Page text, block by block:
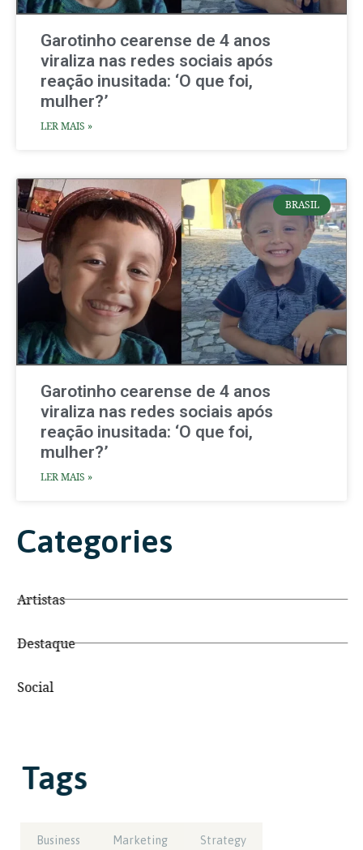
Garotinho cearense de 4 anos
viraliza nas redes sociais após
reação inusitada: ‘O que foi,
mulher?’
LER MAIS »
BRASIL
Garotinho cearense de 4 anos
viraliza nas redes sociais após
reação inusitada: ‘O que foi,
mulher?’
LER MAIS »
Categories
Artistas
Destaque
Social
Tags
Business Marketing Strategy